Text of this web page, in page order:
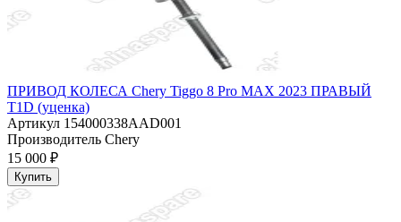
ПРИВОД КОЛЕСА Chery Tiggo 8 Pro MAX 2023 ПРАВЫЙ
T1D (уценка)
Артикул 154000338AAD001
Производитель Chery
15 000 ₽
Купить